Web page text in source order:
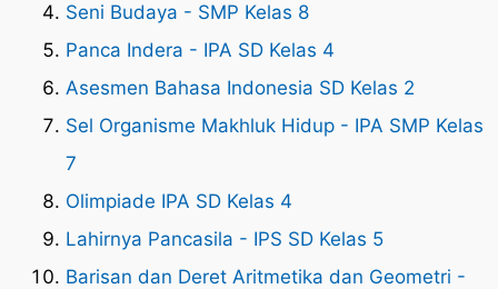
Seni Budaya - SMP Kelas 8
Panca Indera - IPA SD Kelas 4
Asesmen Bahasa Indonesia SD Kelas 2
Sel Organisme Makhluk Hidup - IPA SMP Kelas
7
Olimpiade IPA SD Kelas 4
Lahirnya Pancasila - IPS SD Kelas 5
Barisan dan Deret Aritmetika dan Geometri -